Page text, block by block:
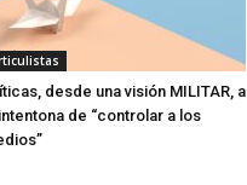
desde una visión MILITAR, a
intentona de “controlar a los